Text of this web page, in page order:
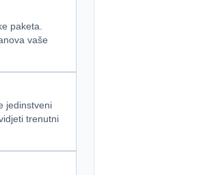
paketa.
vaše
jedinstveni
trenutni